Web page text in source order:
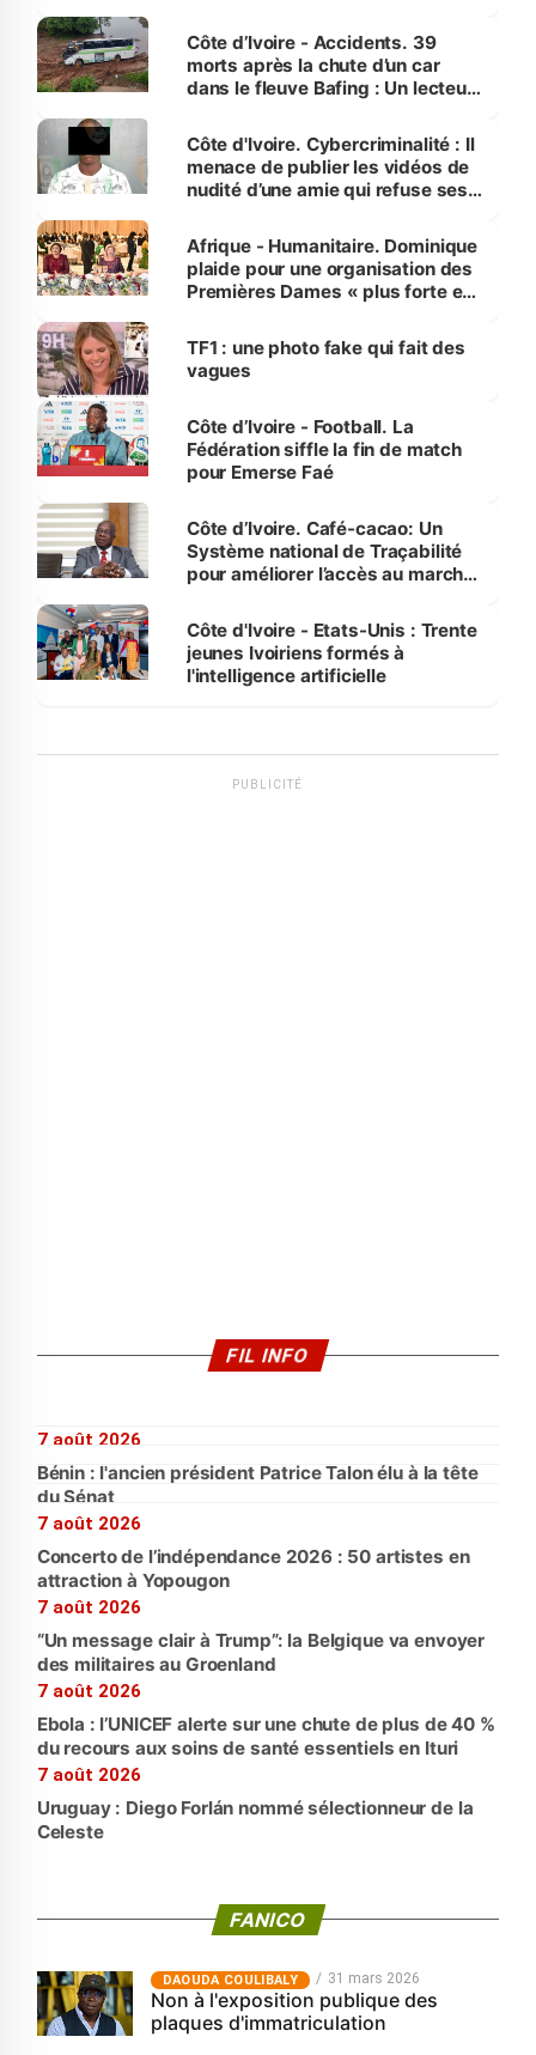
Côte d’Ivoire - Accidents. 39
morts après la chute d’un car
dans le fleuve Bafing : Un lecteur
des Transports
Côte d'Ivoire. Cybercriminalité : Il
menace de publier les vidéos de
nudité d’une amie qui refuse ses
Afrique - Humanitaire. Dominique
plaide pour une organisation des
Premières Dames « plus forte et
sur la scène internationale »
TF1 : une photo fake qui fait des
vagues
Côte d’Ivoire - Football. La
Fédération siffle la fin de match
pour Emerse Faé
Côte d’Ivoire. Café-cacao: Un
Système national de Traçabilité
pour améliorer l’accès au marché
Côte d'Ivoire - Etats-Unis : Trente
jeunes Ivoiriens formés à
l'intelligence artificielle
PUBLICITÉ
FIL INFO
7 août 2026
Bénin : l'ancien président Patrice Talon élu à la tête
du Sénat
7 août 2026
Concerto de l’indépendance 2026 : 50 artistes en
attraction à Yopougon
7 août 2026
“Un message clair à Trump”: la Belgique va envoyer
des militaires au Groenland
7 août 2026
Ebola : l’UNICEF alerte sur une chute de plus de 40 %
du recours aux soins de santé essentiels en Ituri
7 août 2026
Uruguay : Diego Forlán nommé sélectionneur de la
Celeste
FANICO
‎DAOUDA COULIBALY 31 mars 2026
Non à l'exposition publique des
plaques d'immatriculation